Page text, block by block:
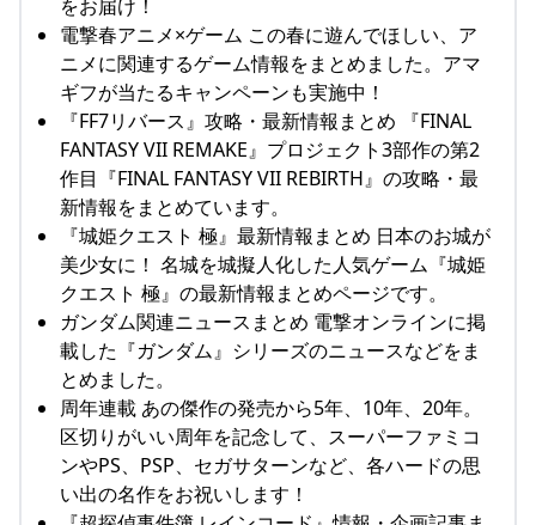
をお届け！
電撃春アニメ×ゲーム この春に遊んでほしい、ア
ニメに関連するゲーム情報をまとめました。アマ
ギフが当たるキャンペーンも実施中！
『FF7リバース』攻略・最新情報まとめ 『FINAL
FANTASY VII REMAKE』プロジェクト3部作の第2
作目『FINAL FANTASY VII REBIRTH』の攻略・最
新情報をまとめています。
『城姫クエスト 極』最新情報まとめ 日本のお城が
美少女に！ 名城を城擬人化した人気ゲーム『城姫
クエスト 極』の最新情報まとめページです。
ガンダム関連ニュースまとめ 電撃オンラインに掲
載した『ガンダム』シリーズのニュースなどをま
とめました。
周年連載 あの傑作の発売から5年、10年、20年。
区切りがいい周年を記念して、スーパーファミコ
ンやPS、PSP、セガサターンなど、各ハードの思
い出の名作をお祝いします！